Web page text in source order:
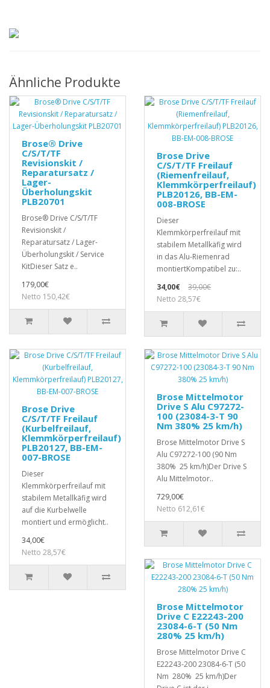
Ähnliche Produkte
Brose® Drive
C/S/T/TF
Revisionskit /
Reparatursatz /
Lager-
Überholungskit
PLB20701
Brose® Drive C/S/T/TF
Revisionskit /
Reparatursatz / Lager-
Überholungskit / Service
KitDieser Satz e..
179,00€
Netto 150,42€
Brose Drive
C/S/T/TF Freilauf
(Riemenfreilauf,
Klemmkörperfreilauf)
PLB20126, BB-EM-
008-BROSE
Dieser
Klemmkörperfreilauf mit
stabilem Metallkäfig wird
in das Alu-Riemenrad
montiertKompatibel zu:..
34,00€
39,00€
Netto 28,57€
Brose Drive
C/S/T/TF Freilauf
(Kurbelfreilauf,
Klemmkörperfreilauf)
PLB20127, BB-EM-
007-BROSE
Dieser
Klemmkörperfreilauf mit
stabilem Metallkäfig wird
auf die Kurbelwelle
montiert und ermöglicht..
34,00€
Netto 28,57€
Brose Mittelmotor
Drive S Alu C97272-
100 (23084-3-T 90
Nm 380% 25 km/h)
Brose Mittelmotor Drive S
Alu C97272-100 (90 Nm
380% 25 km/h)Der Drive S
Alu Mittelmotor..
729,00€
Netto 612,61€
Brose Mittelmotor
Drive C E22243-200
23084-6-T (50 Nm
280% 25 km/h)
Brose Mittelmotor Drive C
E22243-200 23084-6-T (50
Nm 280% 25 km/h)Der